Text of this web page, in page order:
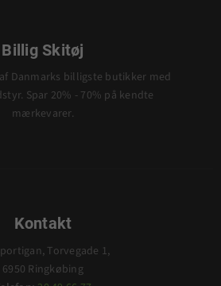
Billig Skitøj
Danmarks billigste butikker med
Spar 20% - 70% på kendte
mærkevarer.
Kontakt
Torvegade 1,
6950 Ringkøbing